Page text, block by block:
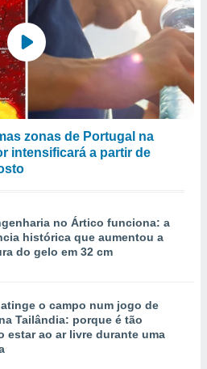
zonas de Portugal na
intensificará a partir de
no Ártico funciona: a
histórica que aumentou a
do gelo em 32 cm
o campo num jogo de
Tailândia: porque é tão
estar ao ar livre durante uma